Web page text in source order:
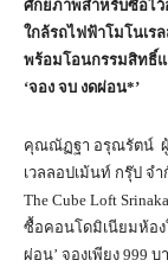
ศักยภาพสำหรับซื้อไว้
ใกล้รถไฟฟ้าโมโนเร
พร้อมโอนกรรมสิทธิ์แ
‘จอง จบ งดผ่อน*’
คุณณัฏฐา อรุณรัตน์ ผู้
เวลลอปเม้นท์ กรุ๊ป จ
The Cube Loft
ซื้อคอนโดมิเนียมห้อง
ผ่อน’ จองเพียง 999